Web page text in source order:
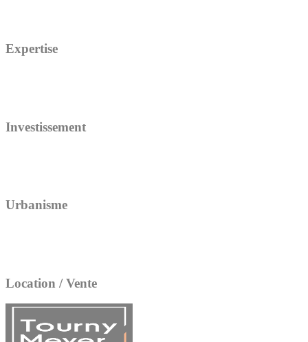
Expertise
Investissement
Urbanisme
Location / Vente